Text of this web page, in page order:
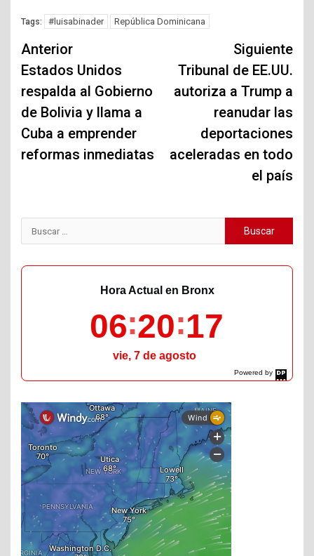
Tags: #luisabinader República Dominicana
Navegación
de
entradas
Anterior
Estados Unidos
respalda al Gobierno
de Bolivia y llama a
Cuba a emprender
reformas inmediatas
Siguiente
Tribunal de EE.UU.
autoriza a Trump a
reanudar las
deportaciones
aceleradas en todo
el país
Buscar:
Powered by
DaysPedia.com
Hora Actual en Bronx
06 20 18
vie, 7 de agosto